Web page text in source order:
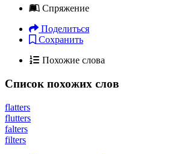
Спряжение
Поделиться
Сохранить
Похожие слова
Список похожих слов
flatters
flutters
falters
filters